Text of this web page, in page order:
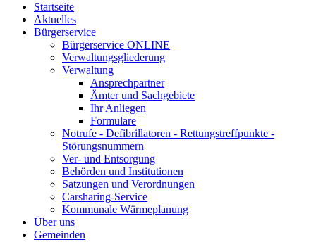
Startseite
Aktuelles
Bürgerservice
Bürgerservice ONLINE
Verwaltungsgliederung
Verwaltung
Ansprechpartner
Ämter und Sachgebiete
Ihr Anliegen
Formulare
Notrufe - Defibrillatoren - Rettungstreffpunkte -
Störungsnummern
Ver- und Entsorgung
Behörden und Institutionen
Satzungen und Verordnungen
Carsharing-Service
Kommunale Wärmeplanung
Über uns
Gemeinden